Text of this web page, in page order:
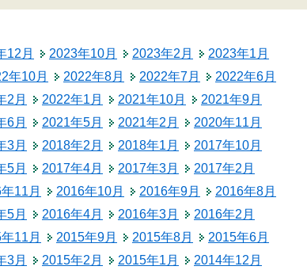
障害福祉
予防接種
レジャー・スポー
12月 2023年10月 2023年2月
2023年1月
年10月 2022年8月 2022年7月
2022年6月
2月 2022年1月 2021年10月
2021年9月
6月 2021年5月 2021年2月
2020年11月
3月 2018年2月 2018年1月
2017年10月
5月 2017年4月 2017年3月
2017年2月
11月 2016年10月 2016年9月
2016年8月
5月 2016年4月 2016年3月
2016年2月
11月 2015年9月 2015年8月
2015年6月
3月 2015年2月 2015年1月
2014年12月